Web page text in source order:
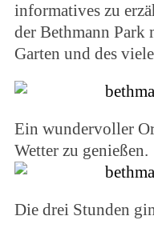
informatives zu
der Bethmann Park
Garten und des
Ein wundervoller
Wetter zu genießen.
Die drei Stunden